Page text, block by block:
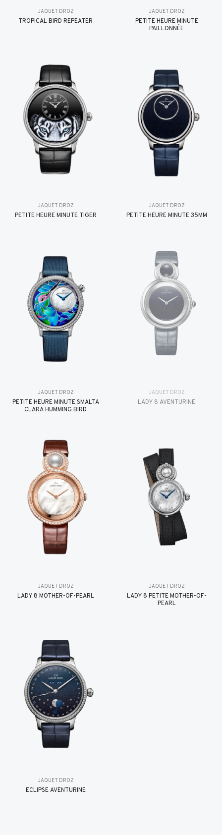
JAQUET DROZ
TROPICAL BIRD REPEATER
JAQUET DROZ
PETITE HEURE MINUTE
PAILLONNÉE
JAQUET DROZ
PETITE HEURE MINUTE TIGER
JAQUET DROZ
PETITE HEURE MINUTE 35MM
JAQUET DROZ
PETITE HEURE MINUTE SMALTA
CLARA HUMMING BIRD
JAQUET DROZ
LADY 8 AVENTURINE
JAQUET DROZ
LADY 8 MOTHER-OF-PEARL
JAQUET DROZ
LADY 8 PETITE MOTHER-OF-
PEARL
JAQUET DROZ
ÉCLIPSE AVENTURINE